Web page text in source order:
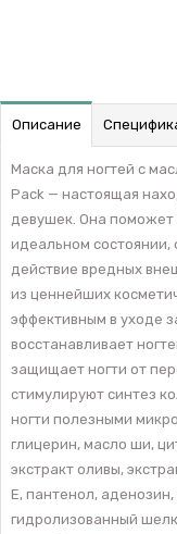
Описание
Маска для ногтей с
Pack — настоящая
девушек. Она поможет
идеальном состоянии,
действие вредных
из ценнейших
эффективным в уходе
восстанавливает
защищает ногти от
стимулируют синтез
ногти полезными
глицерин, масло ши,
экстракт оливы,
Е, пантенол,
гидролизованный